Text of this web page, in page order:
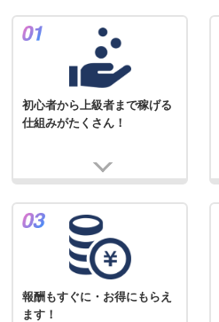
初心者から上級者まで稼げる
仕組みがたくさん！
報酬もすぐに・お得にもらえ
ます！